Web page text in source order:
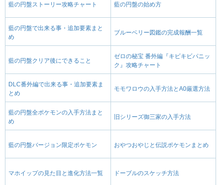
藍の円盤ストーリー攻略チャート 藍の円盤の始め方
藍の円盤で出来る事・追加要素まと
め
ブルーベリー図鑑の完成報酬一覧
藍の円盤クリア後にできること
ゼロの秘宝 番外編『キビキビパニッ
ク』攻略チャート
DLC番外編で出来る事・追加要素ま
とめ
モモワロウの入手方法とA0厳選方法
藍の円盤全ポケモンの入手方法まと
め
旧シリーズ御三家の入手方法
藍の円盤バージョン限定ポケモン おやつおやじと伝説ポケモンまとめ
マホイップの見た目と進化方法一覧 ドーブルのスケッチ方法